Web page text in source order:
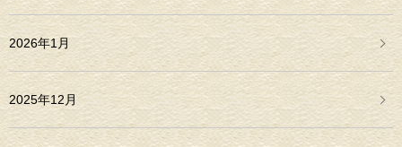
2026年1月
2025年12月